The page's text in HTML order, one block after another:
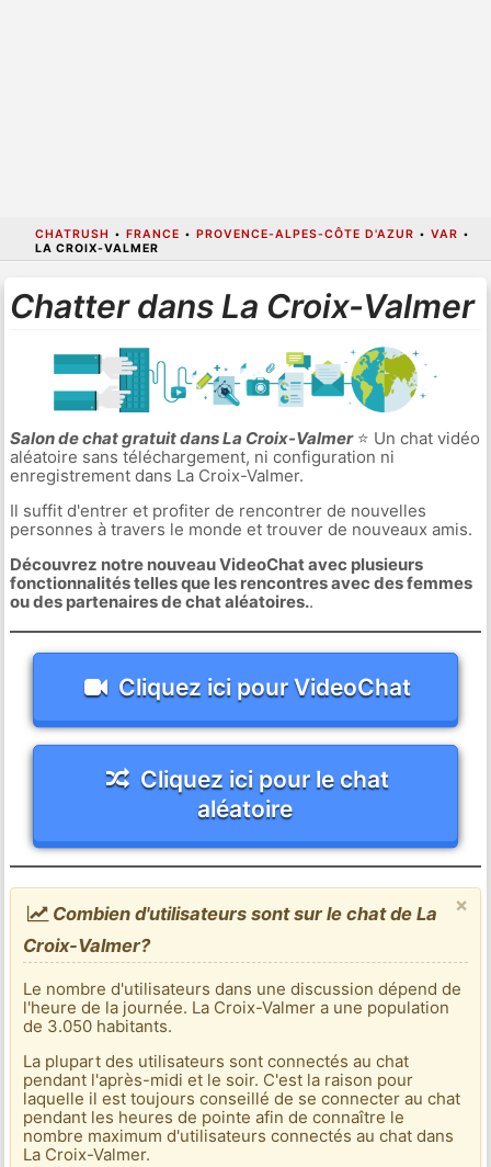
CHATRUSH • FRANCE • PROVENCE-ALPES-CÔTE D'AZUR • VAR •
LA CROIX-VALMER
Chatter dans La Croix-Valmer
Salon de chat gratuit dans La Croix-Valmer⭐ Un chat vidéo
aléatoire sans téléchargement, ni configuration ni
enregistrement dans La Croix-Valmer.
Il suffit d'entrer et profiter de rencontrer de nouvelles
personnes à travers le monde et trouver de nouveaux amis.
Découvrez notre nouveau VideoChat avec plusieurs
fonctionnalités telles que les rencontres avec des femmes
ou des partenaires de chat aléatoires..
Cliquez ici pour VideoChat
Cliquez ici pour le chat
aléatoire
×
Combien d'utilisateurs sont sur le chat de La
Croix-Valmer?
Le nombre d'utilisateurs dans une discussion dépend de
l'heure de la journée. La Croix-Valmer a une population
de 3.050 habitants.
La plupart des utilisateurs sont connectés au chat
pendant l'après-midi et le soir. C'est la raison pour
laquelle il est toujours conseillé de se connecter au chat
pendant les heures de pointe afin de connaître le
nombre maximum d'utilisateurs connectés au chat dans
La Croix-Valmer.